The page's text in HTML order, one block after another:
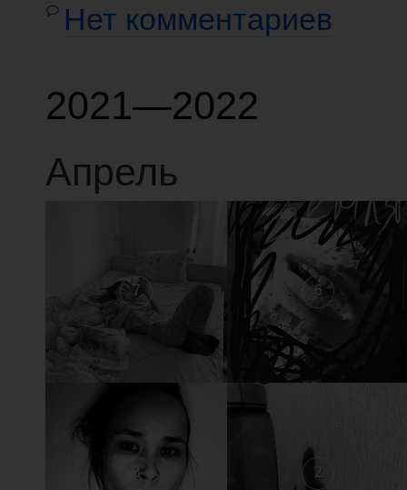
Нет комментариев
2021—2022
Апрель
7 6
3 2